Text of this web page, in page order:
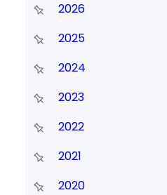
2026
2025
2024
2023
2022
2021
2020